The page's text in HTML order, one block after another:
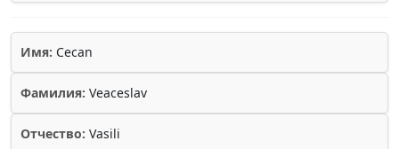
Имя: Cecan
Фамилия: Veaceslav
Отчество: Vasili